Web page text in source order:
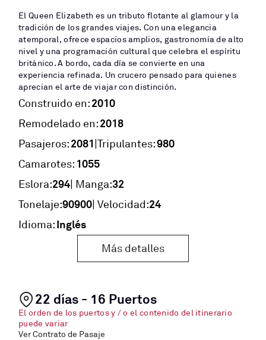
El Queen Elizabeth es un tributo flotante al glamour y la
tradición de los grandes viajes. Con una elegancia
atemporal, ofrece espacios amplios, gastronomía de alto
nivel y una programación cultural que celebra el espíritu
británico. A bordo, cada día se convierte en una
experiencia refinada. Un crucero pensado para quienes
aprecian el arte de viajar con distinción.
Construido en:2010
Remodelado en:2018
Pasajeros:2081|Tripulantes:980
Camarotes: 1055
Eslora:294| Manga:32
Tonelaje:90900| Velocidad:24
Idioma:Inglés
Más detalles
22 días - 16 Puertos
El orden de los puertos y / o el contenido del itinerario
puede variar
Ver Contrato de Pasaje